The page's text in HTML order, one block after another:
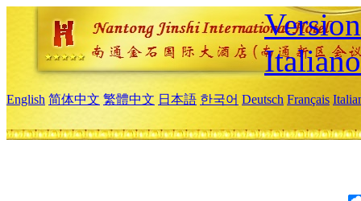
Italiano
English 简体中文 繁體中文 日本語 한국어 Deutsch Français